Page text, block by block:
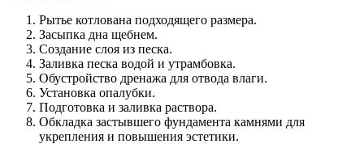
Рытье котлована подходящего размера.
Засыпка дна щебнем.
Создание слоя из песка.
Заливка песка водой и утрамбовка.
Обустройство дренажа для отвода влаги.
Установка опалубки.
Подготовка и заливка раствора.
Обкладка застывшего фундамента камнями для
укрепления и повышения эстетики.